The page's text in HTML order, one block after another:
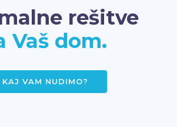
rešitve
Vaš dom.
KAJ VAM NUDIMO?